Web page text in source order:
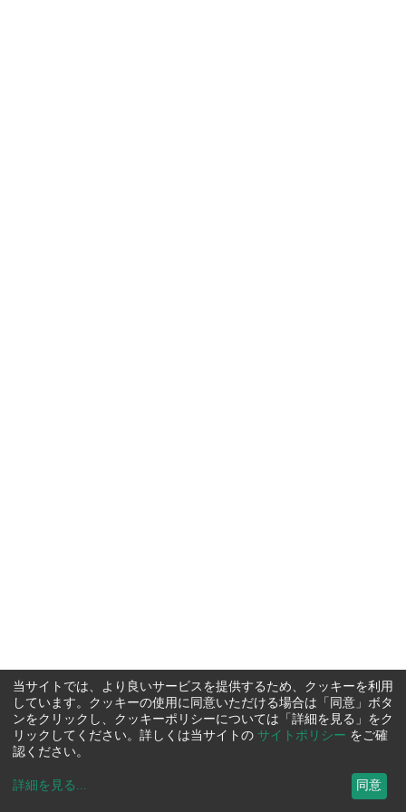
当サイトでは、より良いサービスを提供するため、クッキーを利用
しています。クッキーの使用に同意いただける場合は「同意」ボタ
ンをクリックし、クッキーポリシーについては「詳細を見る」をク
リックしてください。詳しくは当サイトの サイトポリシー をご確
認ください。
詳細を見る ... 同意